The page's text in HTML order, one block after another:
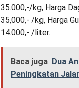
35.000,-/kg, Harga
35,000,- /kg, Harga
14.000,- /liter.
Baca juga Dua
Peningkatan